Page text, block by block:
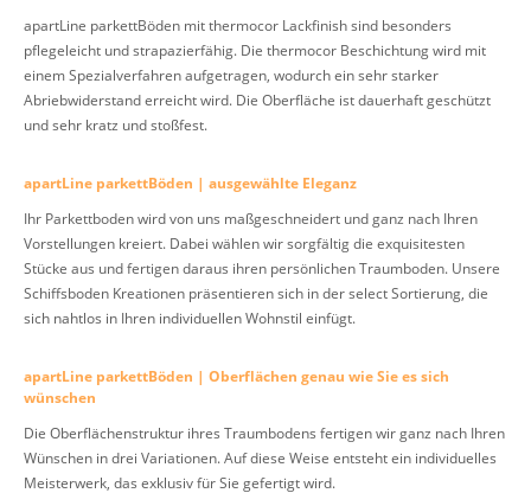
apartLine parkettBöden mit thermocor Lackfinish sind besonders
pflegeleicht und strapazierfähig. Die thermocor Beschichtung wird mit
einem Spezialverfahren aufgetragen, wodurch ein sehr starker
Abriebwiderstand erreicht wird. Die Oberfläche ist dauerhaft geschützt
und sehr kratz und stoßfest.
apartLine parkettBöden | ausgewählte Eleganz
Ihr Parkettboden wird von uns maßgeschneidert und ganz nach Ihren
Vorstellungen kreiert. Dabei wählen wir sorgfältig die exquisitesten
Stücke aus und fertigen daraus ihren persönlichen Traumboden. Unsere
Schiffsboden Kreationen präsentieren sich in der select Sortierung, die
sich nahtlos in Ihren individuellen Wohnstil einfügt.
apartLine parkettBöden | Oberflächen genau wie Sie es sich
wünschen
Die Oberflächenstruktur ihres Traumbodens fertigen wir ganz nach Ihren
Wünschen in drei Variationen. Auf diese Weise entsteht ein individuelles
Meisterwerk, das exklusiv für Sie gefertigt wird.